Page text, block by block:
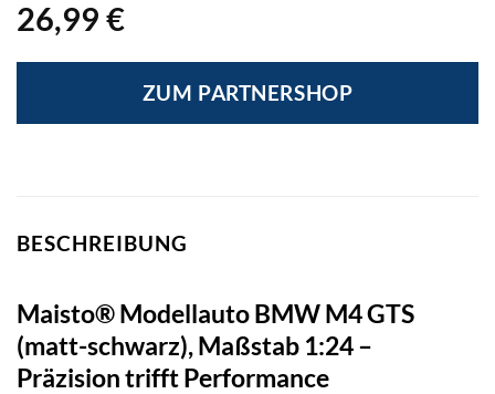
26,99 €
ZUM PARTNERSHOP
BESCHREIBUNG
Maisto® Modellauto BMW M4 GTS
(matt-schwarz), Maßstab 1:24 –
Präzision trifft Performance